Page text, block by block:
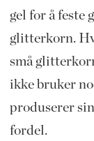
gel for å feste
glitterkorn.
små
ikke bruker
produserer
fordel.